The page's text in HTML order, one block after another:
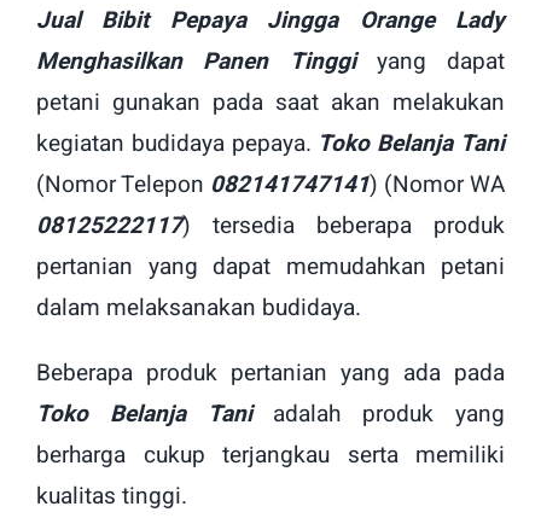
Jual Bibit Pepaya Jingga Orange Lady
Menghasilkan Panen Tinggi yang dapat
petani gunakan pada saat akan melakukan
kegiatan budidaya pepaya. Toko Belanja Tani
(Nomor Telepon 082141747141) (Nomor WA
08125222117) tersedia beberapa produk
pertanian yang dapat memudahkan petani
dalam melaksanakan budidaya.
Beberapa produk pertanian yang ada pada
Toko Belanja Tani adalah produk yang
berharga cukup terjangkau serta memiliki
kualitas tinggi.